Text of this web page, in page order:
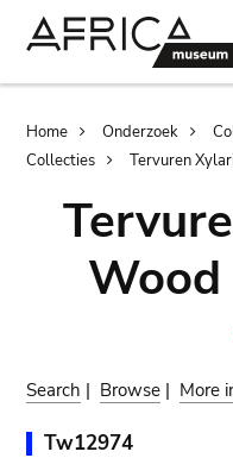
Home Onderzoek
Collecties
Tervuren
Search | Browse | More
Tw12974